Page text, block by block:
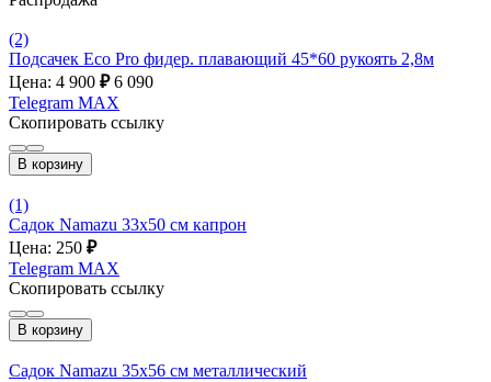
(2)
Подсачек Eco Pro фидер. плавающий 45*60 рукоять 2,8м
Цена: 4 900 ₽ 6 090
Telegram MAX
Скопировать ссылку
В корзину
(1)
Садок Namazu 33х50 см капрон
Цена: 250 ₽
Telegram MAX
Скопировать ссылку
В корзину
Садок Namazu 35х56 см металлический